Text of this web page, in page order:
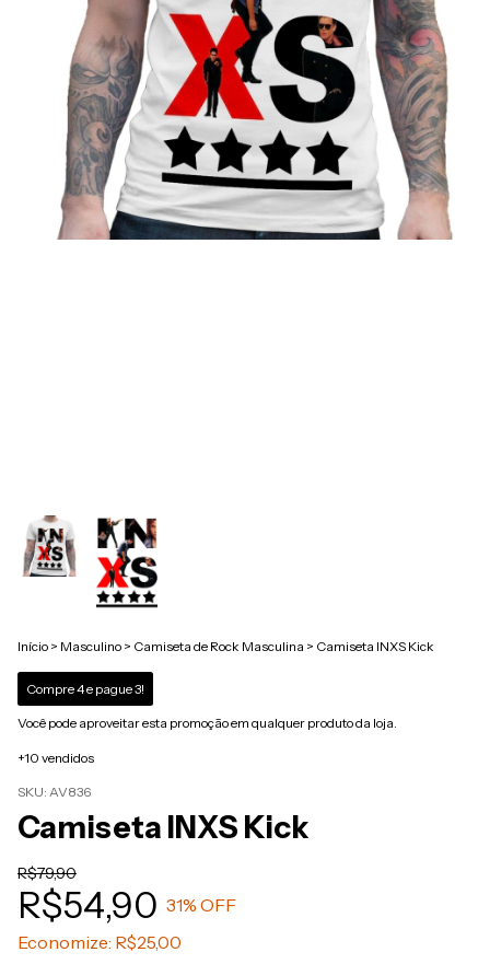
Início > Masculino > Camiseta de Rock Masculina > Camiseta INXS Kick
Compre 4 e pague 3!
Você pode aproveitar esta promoção em qualquer produto da loja.
+10 vendidos
SKU: AV836
Camiseta INXS Kick
R$79,90
R$54,90 31% OFF
Economize: R$25,00